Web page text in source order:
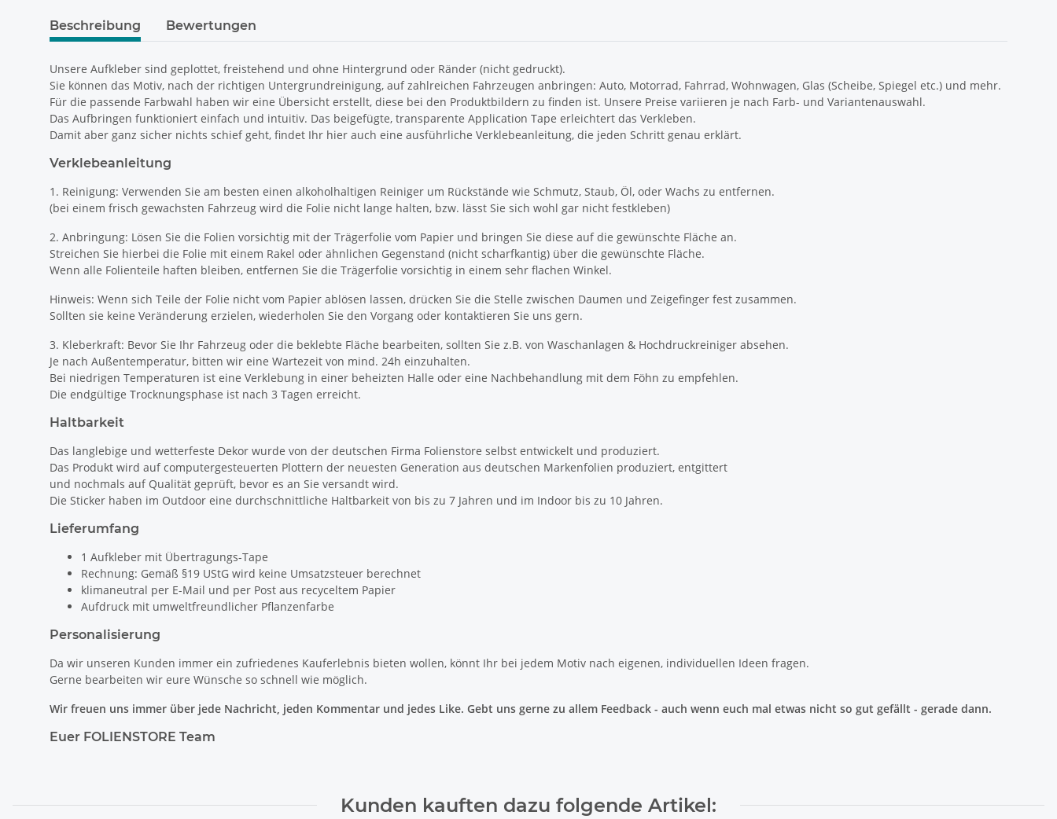
weitere Registerkarten anzeigen
Beschreibung Bewertungen
Unsere Aufkleber sind geplottet, freistehend und ohne Hintergrund oder Ränder (nicht gedruckt).
Sie können das Motiv, nach der richtigen Untergrundreinigung, auf zahlreichen Fahrzeugen anbringen: Auto, Motorrad, Fahrrad, Wohnwagen, Glas (Scheibe, Spiegel etc.) und mehr.
Für die passende Farbwahl haben wir eine Übersicht erstellt, diese bei den Produktbildern zu finden ist. Unsere Preise variieren je nach Farb- und Variantenauswahl.
Das Aufbringen funktioniert einfach und intuitiv. Das beigefügte, transparente Application Tape erleichtert das Verkleben.
Damit aber ganz sicher nichts schief geht, findet Ihr hier auch eine ausführliche Verklebeanleitung, die jeden Schritt genau erklärt.
Verklebeanleitung
1. Reinigung: Verwenden Sie am besten einen alkoholhaltigen Reiniger um Rückstände wie Schmutz, Staub, Öl, oder Wachs zu entfernen.
(bei einem frisch gewachsten Fahrzeug wird die Folie nicht lange halten, bzw. lässt Sie sich wohl gar nicht festkleben)
2. Anbringung: Lösen Sie die Folien vorsichtig mit der Trägerfolie vom Papier und bringen Sie diese auf die gewünschte Fläche an.
Streichen Sie hierbei die Folie mit einem Rakel oder ähnlichen Gegenstand (nicht scharfkantig) über die gewünschte Fläche.
Wenn alle Folienteile haften bleiben, entfernen Sie die Trägerfolie vorsichtig in einem sehr flachen Winkel.
Hinweis: Wenn sich Teile der Folie nicht vom Papier ablösen lassen, drücken Sie die Stelle zwischen Daumen und Zeigefinger fest zusammen.
Sollten sie keine Veränderung erzielen, wiederholen Sie den Vorgang oder kontaktieren Sie uns gern.
3. Kleberkraft: Bevor Sie Ihr Fahrzeug oder die beklebte Fläche bearbeiten, sollten Sie z.B. von Waschanlagen & Hochdruckreiniger absehen.
Je nach Außentemperatur, bitten wir eine Wartezeit von mind. 24h einzuhalten.
Bei niedrigen Temperaturen ist eine Verklebung in einer beheizten Halle oder eine Nachbehandlung mit dem Föhn zu empfehlen.
Die endgültige Trocknungsphase ist nach 3 Tagen erreicht.
Haltbarkeit
Das langlebige und wetterfeste Dekor wurde von der deutschen Firma Folienstore selbst entwickelt und produziert.
Das Produkt wird auf computergesteuerten Plottern der neuesten Generation aus deutschen Markenfolien produziert, entgittert
und nochmals auf Qualität geprüft, bevor es an Sie versandt wird.
Die Sticker haben im Outdoor eine durchschnittliche Haltbarkeit von bis zu 7 Jahren und im Indoor bis zu 10 Jahren.
Lieferumfang
1 Aufkleber mit Übertragungs-Tape
Rechnung: Gemäß §19 UStG wird keine Umsatzsteuer berechnet
klimaneutral per E-Mail und per Post aus recyceltem Papier
Aufdruck mit umweltfreundlicher Pflanzenfarbe
Personalisierung
Da wir unseren Kunden immer ein zufriedenes Kauferlebnis bieten wollen, könnt Ihr bei jedem Motiv nach eigenen, individuellen Ideen fragen.
Gerne bearbeiten wir eure Wünsche so schnell wie möglich.
Wir freuen uns immer über jede Nachricht, jeden Kommentar und jedes Like. Gebt uns gerne zu allem Feedback - auch wenn euch mal etwas nicht so gut gefällt - gerade dann.
Euer FOLIENSTORE Team
Kunden kauften dazu folgende Artikel: